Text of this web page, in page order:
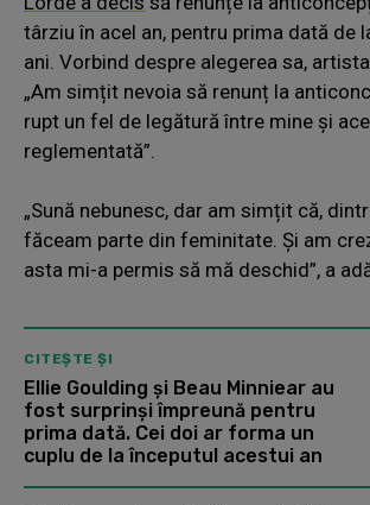
târziu în acel an, pentru prima dată de
ani. Vorbind despre alegerea sa,
„Am simțit nevoia să renunț la
rupt un fel de legătură între mine și
reglementată”.
„Sună nebunesc, dar am simțit că,
făceam parte din feminitate. Și am
asta mi-a permis să mă deschid”, a
CITEȘTE ȘI
Ellie Goulding și Beau Minniear au
fost surprinși împreună pentru
prima dată. Cei doi ar forma un
cuplu de la începutul acestui an